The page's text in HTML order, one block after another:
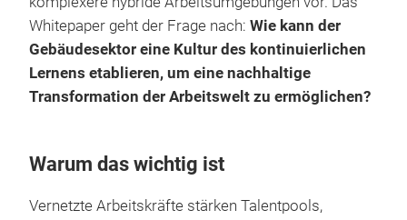
Whitepaper geht der Frage nach: Wie kann der
Gebäudesektor eine Kultur des kontinuierlichen
Lernens etablieren, um eine nachhaltige
Transformation der Arbeitswelt zu ermöglichen?
Warum das wichtig ist
Vernetzte Arbeitskräfte stärken Talentpools,